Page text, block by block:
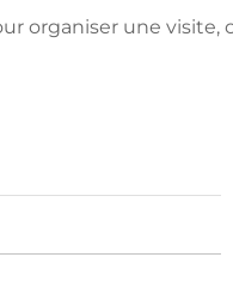
organiser une visite,